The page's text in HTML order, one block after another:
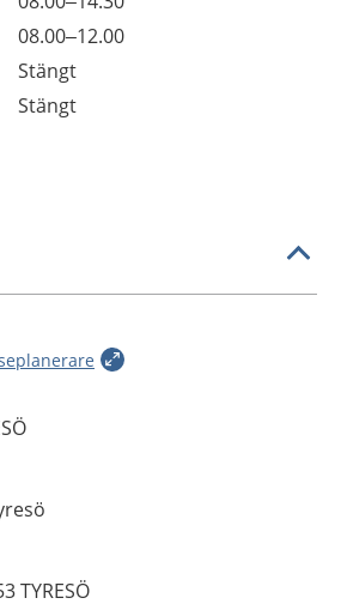
08.00–12.00
Stängt
Stängt
TYRESÖ